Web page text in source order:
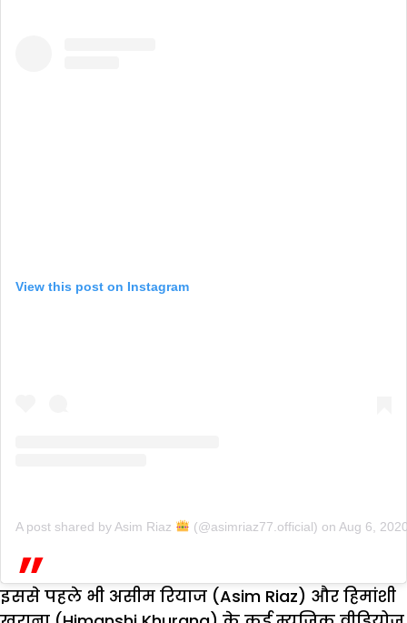
View this post on Instagram
A post shared by Asim Riaz (@asimriaz77.official) on Aug 6,
इससे पहले भी असीम रियाज (Asim Riaz) और हिमांशी